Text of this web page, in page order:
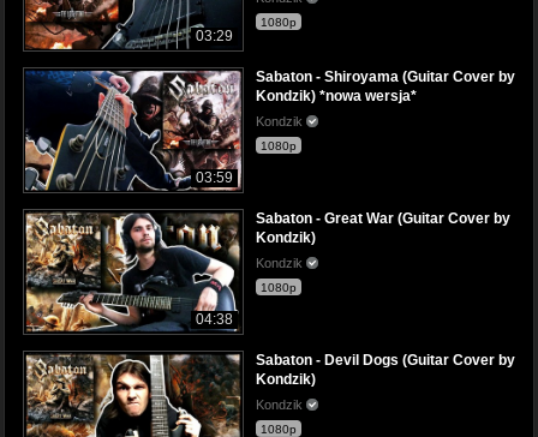
03:29
1080p
03:59
Sabaton - Shiroyama (Guitar Cover by
Kondzik) *nowa wersja*
Kondzik
1080p
04:38
Sabaton - Great War (Guitar Cover by
Kondzik)
Kondzik
1080p
Sabaton - Devil Dogs (Guitar Cover by
Kondzik)
Kondzik
1080p